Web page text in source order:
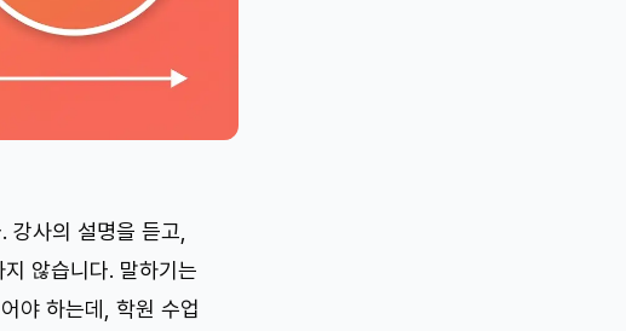
사의 설명을 듣고,
않습니다. 말하기는
야 하는데, 학원 수업